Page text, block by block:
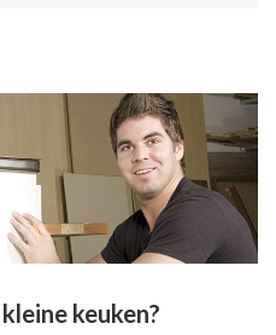
keuken?